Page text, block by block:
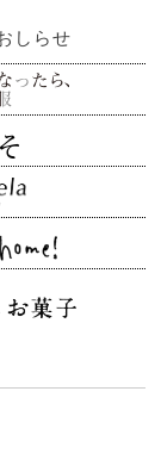
しらせ